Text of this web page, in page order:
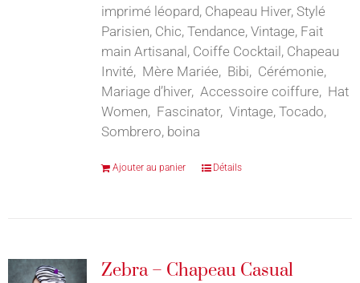
imprimé léopard, Chapeau Hiver, Stylé
Parisien, Chic, Tendance, Vintage, Fait
main Artisanal, Coiffe Cocktail, Chapeau
Invité, Mère Mariée, Bibi, Cérémonie,
Mariage d’hiver, Accessoire coiffure, Hat
Women, Fascinator, Vintage, Tocado,
Sombrero, boina
Ajouter au panier Détails
Zebra – Chapeau Casual